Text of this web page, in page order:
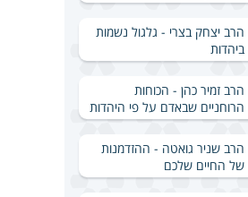
הרב יצחק בצרי - גלגול נשמות
ביהדות
הרב זמיר כהן - הכוחות
הרוחניים שבאדם על פי היהדות
הרב שניר גואטה - ההזדמנות
של החיים שלכם